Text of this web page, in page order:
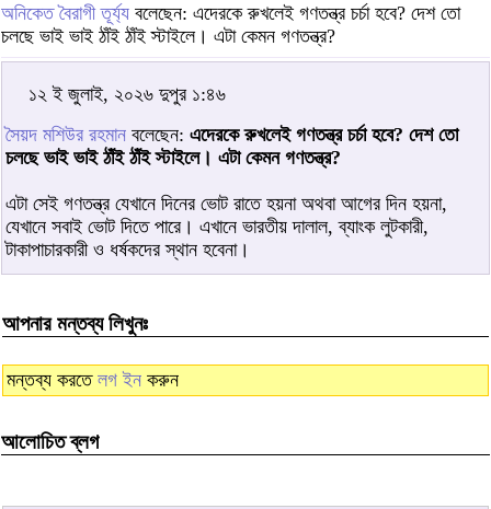
অনিকেত বৈরাগী তূর্য্য বলেছেন: এদেরকে রুখলেই গণতন্ত্র চর্চা হবে? দেশ তো
চলছে ভাই ভাই ঠাঁই ঠাঁই স্টাইলে। এটা কেমন গণতন্ত্র?
১২ ই জুলাই, ২০২৬ দুপুর ১:৪৬
সৈয়দ মশিউর রহমান বলেছেন: এদেরকে রুখলেই গণতন্ত্র চর্চা হবে? দেশ তো
চলছে ভাই ভাই ঠাঁই ঠাঁই স্টাইলে। এটা কেমন গণতন্ত্র?
এটা সেই গণতন্ত্র যেখানে দিনের ভোট রাতে হয়না অথবা আগের দিন হয়না,
যেখানে সবাই ভোট দিতে পারে। এখানে ভারতীয় দালাল, ব্যাংক লুটকারী,
টাকাপাচারকারী ও ধর্ষকদের স্থান হবেনা।
আপনার মন্তব্য লিখুনঃ
মন্তব্য করতে লগ ইন করুন
আলোচিত ব্লগ